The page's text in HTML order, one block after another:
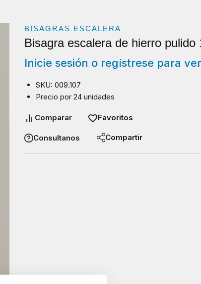
BISAGRAS ESCALERA
Bisagra escalera de hierro pulido
Inicie sesión o regístrese para
SKU: 009.107
Precio por 24 unidades
Comparar Favoritos
Consultanos Compartir